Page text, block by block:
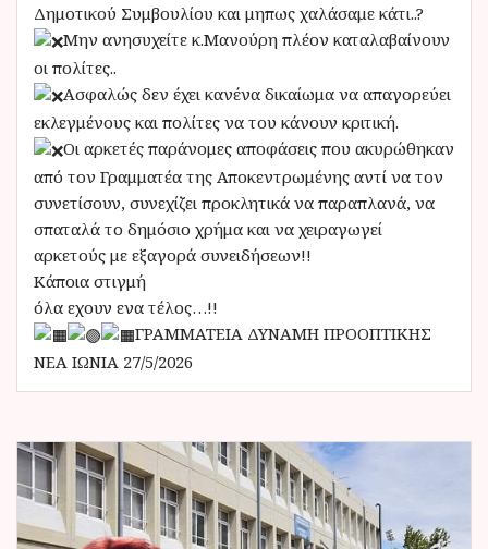
Δημοτικού Συμβουλίου και μηπως χαλάσαμε κάτι..?
Μην ανησυχείτε κ.Μανούρη πλέον καταλαβαίνουν
οι πολίτες..
Ασφαλώς δεν έχει κανένα δικαίωμα να απαγορεύει
εκλεγμένους και πολίτες να του κάνουν κριτική.
Οι αρκετές παράνομες αποφάσεις που ακυρώθηκαν
από τον Γραμματέα της Αποκεντρωμένης αντί να τον
συνετίσουν, συνεχίζει προκλητικά να παραπλανά, να
σπαταλά το δημόσιο χρήμα και να χειραγωγεί
αρκετούς με εξαγορά συνειδήσεων!!
Κάποια στιγμή
όλα εχουν ενα τέλος…!!
ΓΡΑΜΜΑΤΕΙΑ ΔΥΝΑΜΗ ΠΡΟΟΠΤΙΚΗΣ
ΝΕΑ ΙΩΝΙΑ 27/5/2026